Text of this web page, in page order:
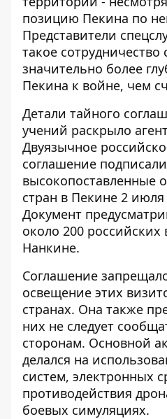
позицию Пекина по
Представители
такое сотрудничество
значительно более
Пекина к войне, чем
Детали тайного
учений раскрыло
Двуязычное
соглашение подписали
высокопоставленные
стран в Пекине 2 июля
Документ
около 200
Нанкине.
Соглашение
освещение этих
странах. Она также
них не следует
сторонам. Основной
делался на
систем, электронных
противодействия
боевых симуляциях.